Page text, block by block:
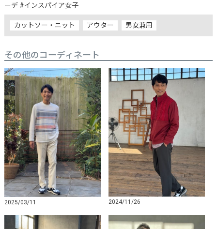
ーデ #インスパイア女子
カットソー・ニット アウター 男女兼用
その他のコーディネート
2025/03/11 2024/11/26